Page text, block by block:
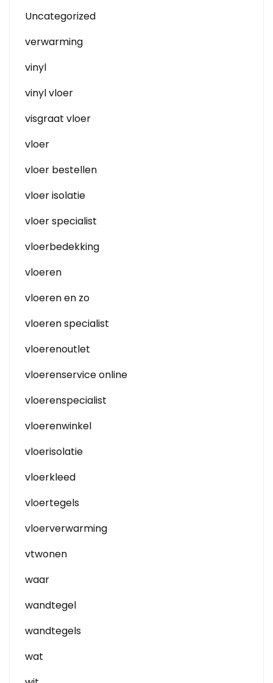
Uncategorized
verwarming
vinyl
vinyl vloer
visgraat vloer
vloer
vloer bestellen
vloer isolatie
vloer specialist
vloerbedekking
vloeren
vloeren en zo
vloeren specialist
vloerenoutlet
vloerenservice online
vloerenspecialist
vloerenwinkel
vloerisolatie
vloerkleed
vloertegels
vloerverwarming
vtwonen
waar
wandtegel
wandtegels
wat